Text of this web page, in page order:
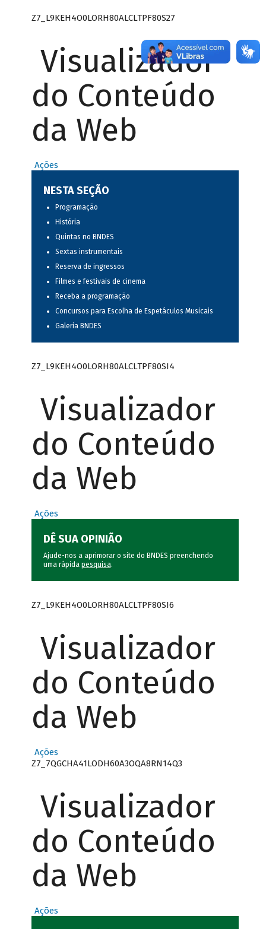
Z7_L9KEH4O0LORH80ALCLTPF80S27
Visualizador
do Conteúdo
da Web
Ações
NESTA SEÇÃO
Programação
História
Quintas no BNDES
Sextas instrumentais
Reserva de ingressos
Filmes e festivais de cinema
Receba a programação
Concursos para Escolha de Espetáculos Musicais
Galeria BNDES
Z7_L9KEH4O0LORH80ALCLTPF80SI4
Visualizador
do Conteúdo
da Web
Ações
DÊ SUA OPINIÃO
Ajude-nos a aprimorar o site do BNDES preenchendo
uma rápida pesquisa.
Z7_L9KEH4O0LORH80ALCLTPF80SI6
Visualizador
do Conteúdo
da Web
Ações
Z7_7QGCHA41LODH60A3OQA8RN14Q3
Visualizador
do Conteúdo
da Web
Ações